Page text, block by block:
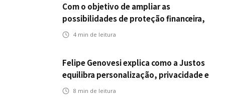
Com o objetivo de ampliar as
possibilidades de proteção financeira,
Icatu Seguros eleva capital segurado
4 min de leitura
Felipe Genovesi explica como a Justos
equilibra personalização, privacidade e
tecnologia
8 min de leitura